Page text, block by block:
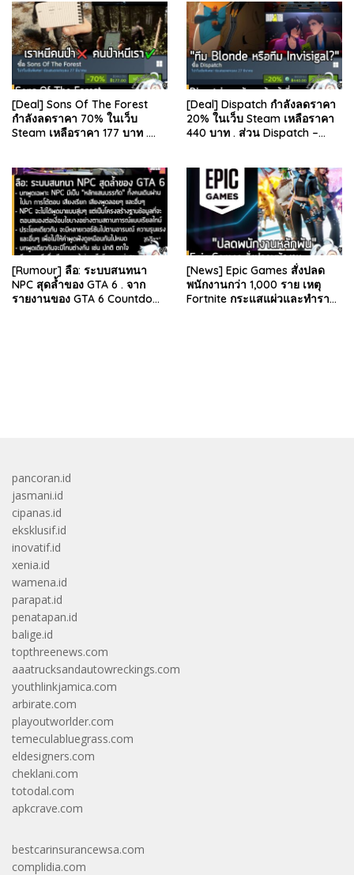
[Deal] Sons Of The Forest
กำลังลดราคา 70% ในเว็บ
Steam เหลือราคา 177 บาท .
[Deal] Dispatch กำลังลดราคา
20% ในเว็บ Steam เหลือราคา
440 บาท . ส่วน Dispatch –
[Rumour] ลือ: ระบบสนทนา
NPC สุดล้ำของ GTA 6 . จาก
รายงานของ GTA 6 Countdown
[News] Epic Games สั่งปลด
พนักงานกว่า 1,000 ราย เหตุ
Fortnite กระแสแผ่วและทำราย
pancoran.id
jasmani.id
cipanas.id
eksklusif.id
inovatif.id
xenia.id
wamena.id
parapat.id
penatapan.id
balige.id
topthreenews.com
aaatrucksandautowreckings.com
youthlinkjamica.com
arbirate.com
playoutworlder.com
temeculabluegrass.com
eldesigners.com
cheklani.com
totodal.com
apkcrave.com
bestcarinsurancewsa.com
complidia.com